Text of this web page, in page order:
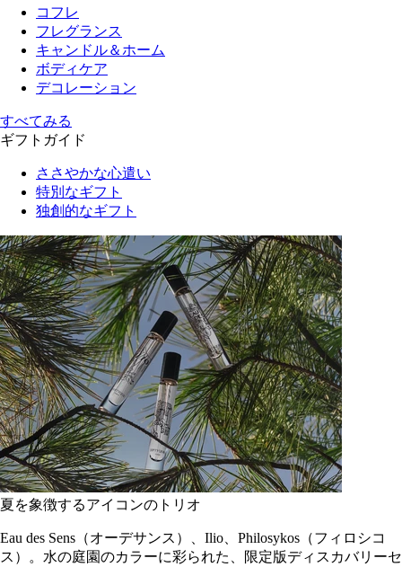
コフレ
フレグランス
キャンドル＆ホーム
ボディケア
デコレーション
すべてみる
ギフトガイド
ささやかな心遣い
特別なギフト
独創的なギフト
夏を象徴するアイコンのトリオ
Eau des Sens（オーデサンス）、Ilio、Philosykos（フィロシコ
ス）。水の庭園のカラーに彩られた、限定版ディスカバリーセ